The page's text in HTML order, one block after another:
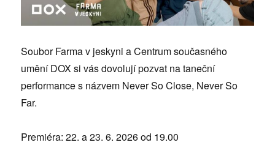
Soubor Farma v jeskyni a Centrum současného
umění DOX si vás dovolují pozvat na taneční
performance s názvem Never So Close, Never So
Far.
Premiéra: 22. a 23. 6. 2026 od 19.00